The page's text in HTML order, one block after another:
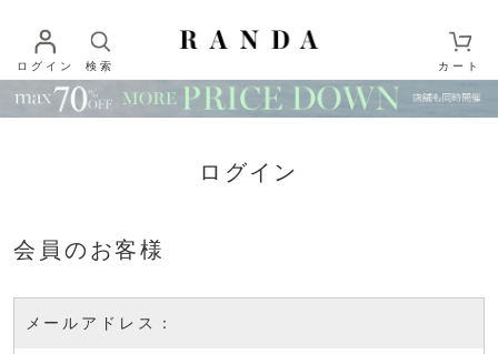
ログイン 検索 カート
ログイン
会員のお客様
メールアドレス：